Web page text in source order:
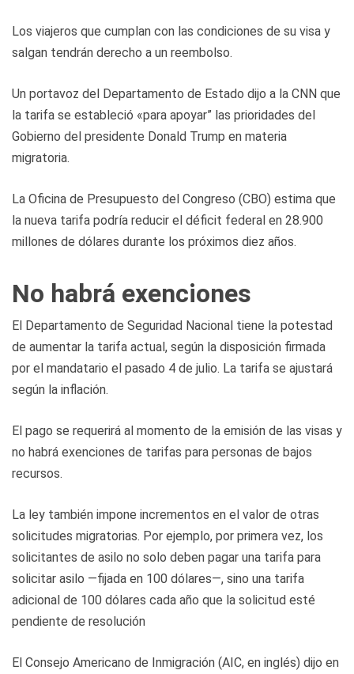
Los viajeros que cumplan con las condiciones de su visa y
salgan tendrán derecho a un reembolso.
Un portavoz del Departamento de Estado dijo a la CNN que
la tarifa se estableció «para apoyar” las prioridades del
Gobierno del presidente Donald Trump en materia
migratoria.
La Oficina de Presupuesto del Congreso (CBO) estima que
la nueva tarifa podría reducir el déficit federal en 28.900
millones de dólares durante los próximos diez años.
No habrá exenciones
El Departamento de Seguridad Nacional tiene la potestad
de aumentar la tarifa actual, según la disposición firmada
por el mandatario el pasado 4 de julio. La tarifa se ajustará
según la inflación.
El pago se requerirá al momento de la emisión de las visas y
no habrá exenciones de tarifas para personas de bajos
recursos.
La ley también impone incrementos en el valor de otras
solicitudes migratorias. Por ejemplo, por primera vez, los
solicitantes de asilo no solo deben pagar una tarifa para
solicitar asilo —fijada en 100 dólares—, sino una tarifa
adicional de 100 dólares cada año que la solicitud esté
pendiente de resolución
El Consejo Americano de Inmigración (AIC, en inglés) dijo en